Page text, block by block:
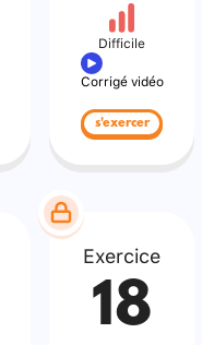
Difficile
Corrigé vidéo
s'exercer
Exercice
18